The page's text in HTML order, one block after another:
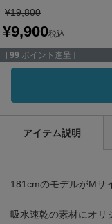
¥19,800
¥9,900税込
[ 99 ポイント進呈 ]
アイテム説明
181cmのモデルがMサ
吸水速乾の素材にオリ